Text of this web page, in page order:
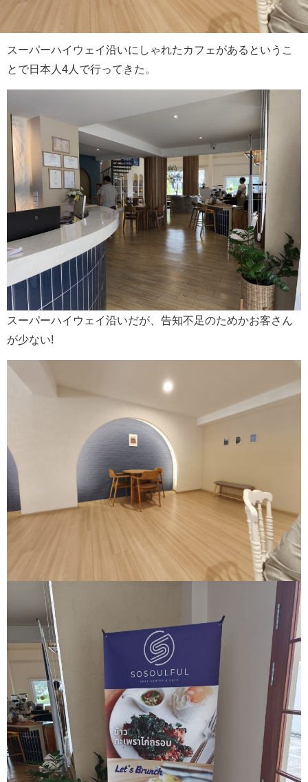
スーパーハイウェイ沿いにしゃれたカフェがあるというこ
とで日本人4人で行ってきた。
スーパーハイウェイ沿いだが、告知不足のためかお客さん
が少ない!